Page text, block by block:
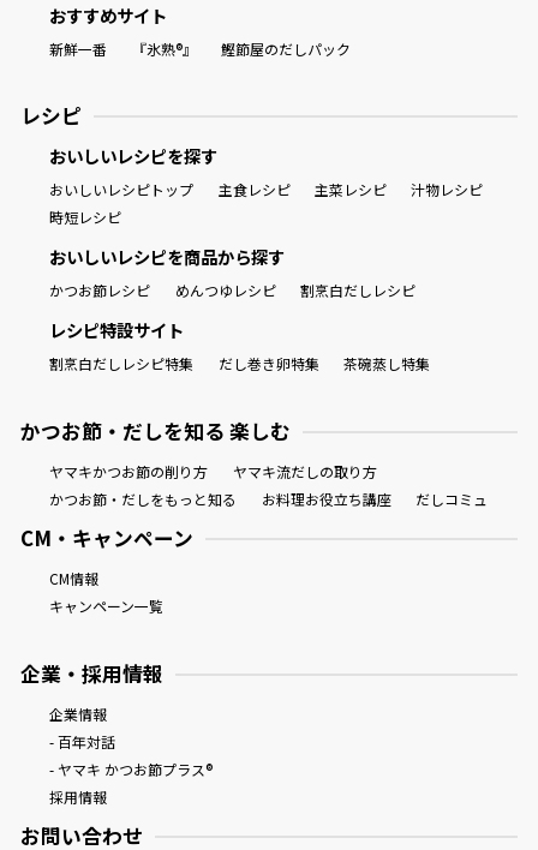
おすすめサイト
新鮮一番 『氷熟®』 鰹節屋のだしパック
レシピ
おいしいレシピを探す
おいしいレシピトップ 主食レシピ 主菜レシピ
汁物レシピ
時短レシピ
おいしいレシピを商品から探す
かつお節レシピ めんつゆレシピ 割烹白だしレシピ
レシピ特設サイト
割烹白だしレシピ特集 だし巻き卵特集 茶碗蒸し特集
かつお節・だしを知る 楽しむ
ヤマキかつお節の削り方
ヤマキ流だしの取り方
かつお節・だしをもっと知る
お料理お役立ち講座 だしコミュ
CM・キャンペーン
CM情報
キャンペーン一覧
企業・採用情報
企業情報
- 百年対話
- ヤマキ かつお節プラス®
採用情報
お問い合わせ